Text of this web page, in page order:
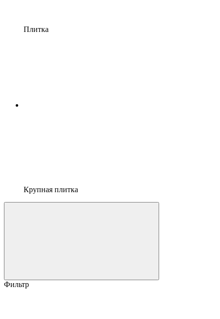
Плитка
Крупная плитка
Фильтр